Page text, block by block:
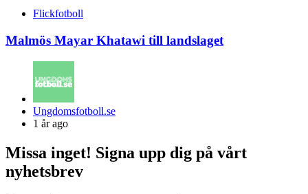
Flickfotboll
Malmös Mayar Khatawi till landslaget
Posted
by
Ungdomsfotboll.se
1 år ago
Missa inget! Signa upp dig på vårt
nyhetsbrev